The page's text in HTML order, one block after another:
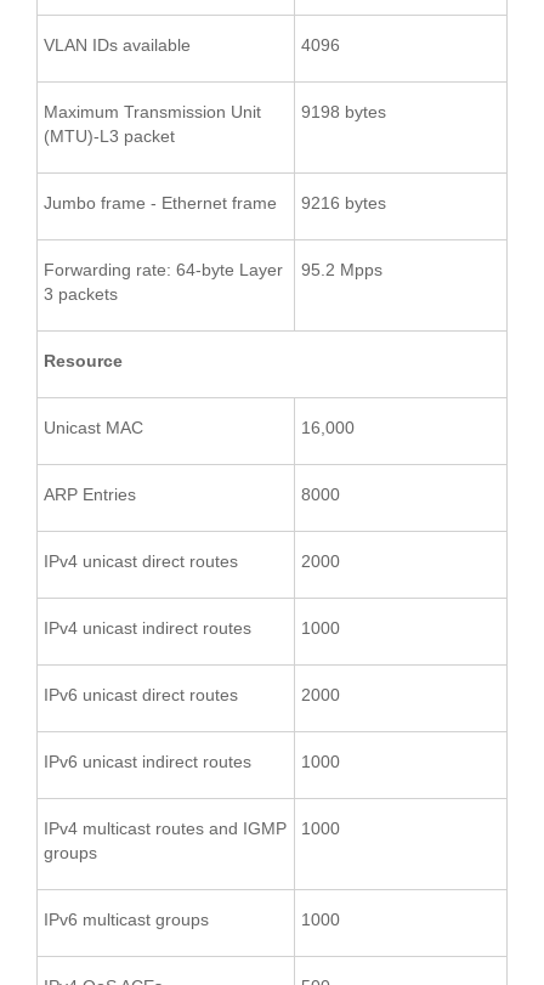
VLAN IDs available 4096
Maximum Transmission Unit
(MTU)-L3 packet
9198 bytes
Jumbo frame - Ethernet frame 9216 bytes
Forwarding rate: 64-byte Layer
3 packets
95.2 Mpps
Resource
Unicast MAC 16,000
ARP Entries 8000
IPv4 unicast direct routes 2000
IPv4 unicast indirect routes 1000
IPv6 unicast direct routes 2000
IPv6 unicast indirect routes 1000
IPv4 multicast routes and IGMP
groups
1000
IPv6 multicast groups 1000